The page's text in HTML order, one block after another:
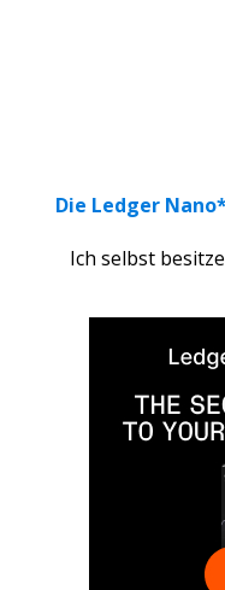
Die Ledger
Ich selbst